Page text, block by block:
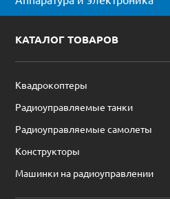
КАТАЛОГ ТОВАРОВ
Квадрокоптеры
Радиоуправляемые танки
Радиоуправляемые самолеты
Конструкторы
Машинки на радиоуправлении